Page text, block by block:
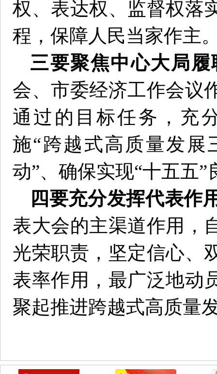
权、表达权、监督权落
程，保障人民当家作主
三要聚焦中心大局
会、市委经济工作会议
通过的目标任务，充
施“跨越式高质量发展
动”、确保实现“十五五
四要充分发挥代表作
表大会的主渠道作用，
光荣职责，坚定信心、
表率作用，最广泛地动
聚起推进跨越式高质量